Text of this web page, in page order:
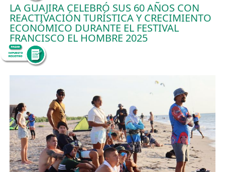
LA GUAJIRA CELEBRÓ SUS 60 AÑOS CON
REACTIVACIÓN TURÍSTICA Y CRECIMIENTO
ECONÓMICO DURANTE EL FESTIVAL
FRANCISCO EL HOMBRE 2025
7/7/2025